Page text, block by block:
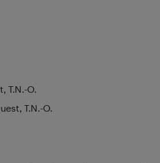
T.N.-O.
T.N.-O.